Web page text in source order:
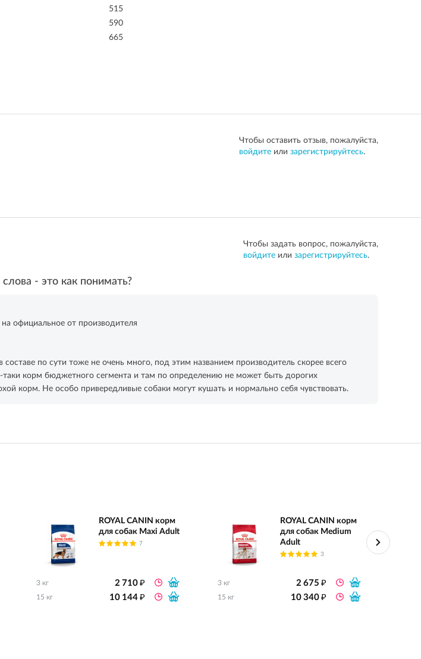
515
590
665
Чтобы оставить отзыв, пожалуйста,
войдите или зарегистрируйтесь.
Чтобы задать вопрос, пожалуйста,
войдите или зарегистрируйтесь.
- это как понимать?
официальное от производителя
по сути тоже не очень много, под этим названием производитель скорее всего
корм бюджетного сегмента и там по определению не может быть дорогих
корм. Не особо привередливые собаки могут кушать и нормально себя чувствовать.
ROYAL CANIN корм
для собак Maxi Adult
7
3 кг 2 710₽
15 кг 10 144₽
ROYAL CANIN корм
для собак Medium
Adult
3
3 кг 2 675₽
15 кг 10 340₽